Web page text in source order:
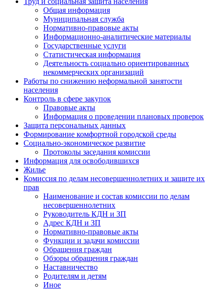
Общая информация
Муниципальная служба
Нормативно-правовые акты
Информационно-аналитические материалы
Государственные услуги
Статистическая информация
Деятельность социально ориентированных
некоммерческих организаций
Работы по снижению неформальной занятости
населения
Контроль в сфере закупок
Правовые акты
Информация о проведении плановых проверок
Защита персональных данных
Формирование комфортной городской среды
Социально-экономическое развитие
Протоколы заседания комиссии
Информация для освободившихся
Жилье
Комиссия по делам несовершеннолетних и защите их
прав
Наименование и состав комиссии по делам
несовершеннолетних
Руководитель КДН и ЗП
Адрес КДН и ЗП
Нормативно-правовые акты
Функции и задачи комиссии
Обращения граждан
Обзоры обращения граждан
Наставничество
Родителям и детям
Иное